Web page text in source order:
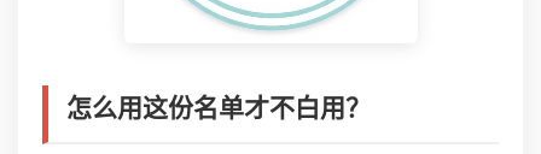
怎么用这份名单才不白用？